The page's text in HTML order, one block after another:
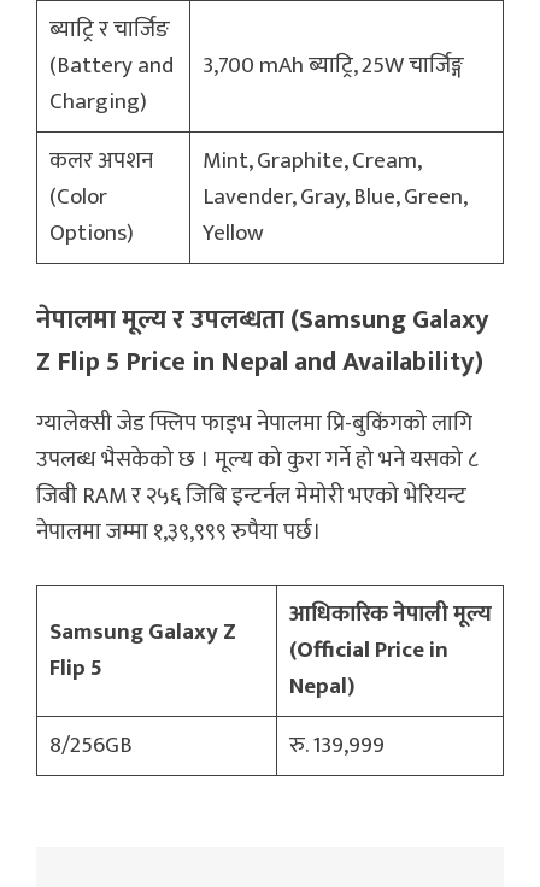
ब्याट्रि र चार्जिङ
(Battery and
Charging)
3,700 mAh ब्याट्रि, 25W चार्जिङ्ग
कलर अपशन
(Color
Options)
Mint, Graphite, Cream,
Lavender, Gray, Blue, Green,
Yellow
नेपालमा मूल्य र उपलब्धता (Samsung Galaxy
Z Flip 5 Price in Nepal and Availability)
ग्यालेक्सी जेड फ्लिप फाइभ नेपालमा प्रि-बुकिंगको लागि
उपलब्ध भैसकेको छ । मूल्य को कुरा गर्ने हो भने यसको ८
जिबी RAM र २५६ जिबि इन्टर्नल मेमोरी भएको भेरियन्ट
नेपालमा जम्मा १,३९,९९९ रुपैया पर्छ।
Samsung Galaxy Z
Flip 5
आधिकारिक नेपाली मूल्य
(OfficialPrice in
Nepal)
8/256GB
रु. 139,999